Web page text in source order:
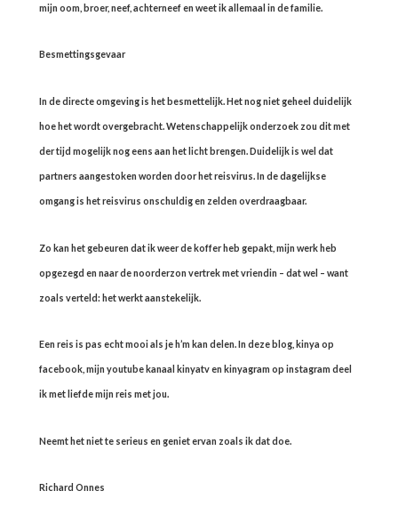
mijn oom, broer, neef, achterneef en weet ik allemaal in de familie.
Besmettingsgevaar
In de directe omgeving is het besmettelijk. Het nog niet geheel duidelijk
hoe het wordt overgebracht. Wetenschappelijk onderzoek zou dit met
der tijd mogelijk nog eens aan het licht brengen. Duidelijk is wel dat
partners aangestoken worden door het reisvirus. In de dagelijkse
omgang is het reisvirus onschuldig en zelden overdraagbaar.
Zo kan het gebeuren dat ik weer de koffer heb gepakt, mijn werk heb
opgezegd en naar de noorderzon vertrek met vriendin – dat wel – want
zoals verteld: het werkt aanstekelijk.
Een reis is pas echt mooi als je h’m kan delen. In deze blog, kinya op
facebook, mijn youtube kanaal kinyatv en kinyagram op instagram deel
ik met liefde mijn reis met jou.
Neemt het niet te serieus en geniet ervan zoals ik dat doe.
Richard Onnes